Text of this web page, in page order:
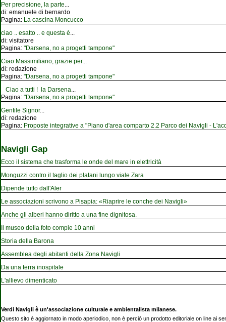
Per precisione, la parte
di: emanuele di bernardo
Pagina: La cascina Moncucco
ciao .. esatto .. e questa è
di: visitatore
Pagina: "Darsena, no a progetti tampone"
Ciao Massimiliano, grazie per...
di: redazione
Pagina: "Darsena, no a progetti tampone"
Ciao a tutti ! la Darsena
Pagina: "Darsena, no a progetti tampone"
Gentile Signor...
di: redazione
Pagina: Proposte integrative a "Piano d'area comparto 2.2 Parco dei Navigli -
Navigli Gap
Ecco il sistema che trasforma le onde del mare in elettricità
Monguzzi contro il taglio dei platani lungo viale Zara
Dipende tutto dall'Aler
Le associazioni scrivono a Pisapia: «Riaprire le conche dei Navigli»
Anche gli alberi hanno diritto a una fine dignitosa.
Il museo della foto compie 10 anni
Storia della Barona
Assemblea degli abitanti della Zona Navigli
Da una terra inospitale
L'allievo dimenticato
Verdi Navigli è un'associazione culturale e ambientalista milanese.
Questo sito è aggiornato in modo aperiodico, non è perciò un prodotto editoriale on line ai